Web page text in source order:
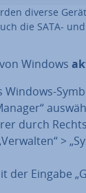
diverse
die SATA-
von Windows
Windows-
durch
>
der Eingabe